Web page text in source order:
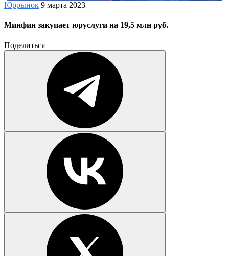
Юррынок 9 марта 2023
Минфин закупает юруслуги на 19,5 млн руб.
Поделиться